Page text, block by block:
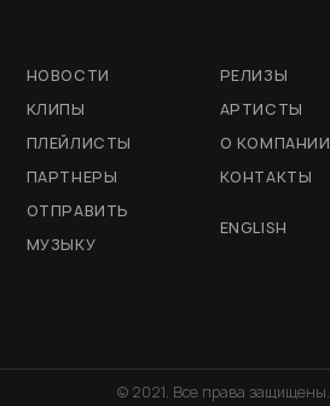
НОВОСТИ
РЕЛИЗЫ
КЛИПЫ
АРТИСТЫ
ПЛЕЙЛИСТЫ
О КОМПАНИИ
ПАРТНЕРЫ
КОНТАКТЫ
ОТПРАВИТЬ
МУЗЫКУ
ENGLISH
© 2021. Все права защищены.